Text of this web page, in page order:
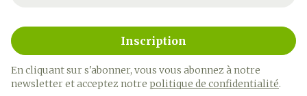
Inscription
En cliquant sur s'abonner, vous vous abonnez à notre
newsletter et acceptez notre politique de confidentialité.